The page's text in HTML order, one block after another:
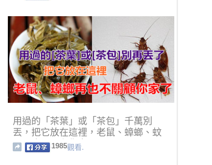
用過的「茶葉」或「茶包」千萬別
丟，把它放在這裡，老鼠、蟑螂、蚊
子再也不關顧你家了！！
1985觀看.